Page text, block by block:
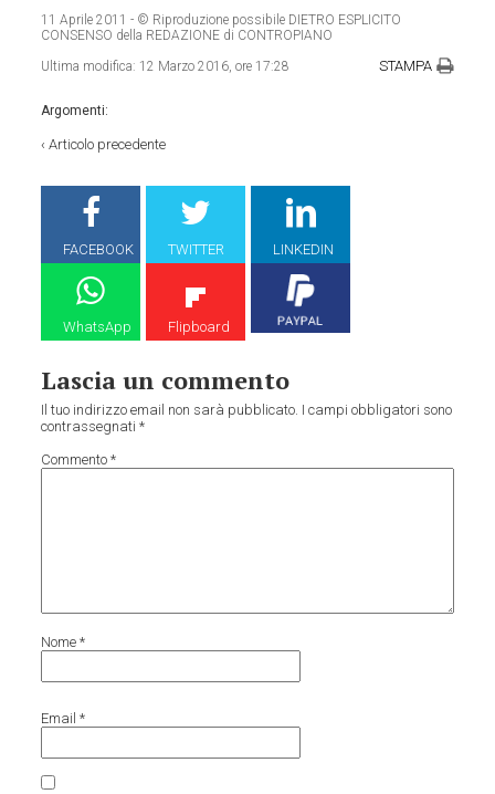
11 Aprile 2011 - © Riproduzione possibile DIETRO ESPLICITO
CONSENSO della REDAZIONE di CONTROPIANO
Ultima modifica: 12 Marzo 2016, ore 17:28 STAMPA
Argomenti:
‹Articolo precedente
FACEBOOK TWITTER LINKEDIN
WhatsApp Flipboard
Lascia un commento
Il tuo indirizzo email non sarà pubblicato. I campi obbligatori sono
contrassegnati*
Commento*
Nome*
Email*